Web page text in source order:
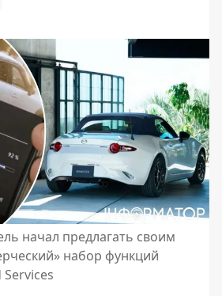
начал предлагать своим
набор функций